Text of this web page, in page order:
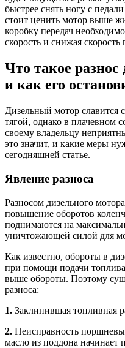
быстрее снять ногу с
стоит ценить мотор выше
коробку передач
скорость и снижая
Что такое разнос
и как его
Дизельный мотор славится
тягой, однако в плачевном
своему владельцу
это значит, и какие меры
сегодняшней статье.
Явление разноса
Разносом дизельного
повышение оборотов
поднимаются на
уничтожающей силой для
Как известно, обороты в
при помощи подачи
выше обороты. Поэтому
разноса:
1. Заклинившая топливная
2. Неисправность
масло из поддона начинает